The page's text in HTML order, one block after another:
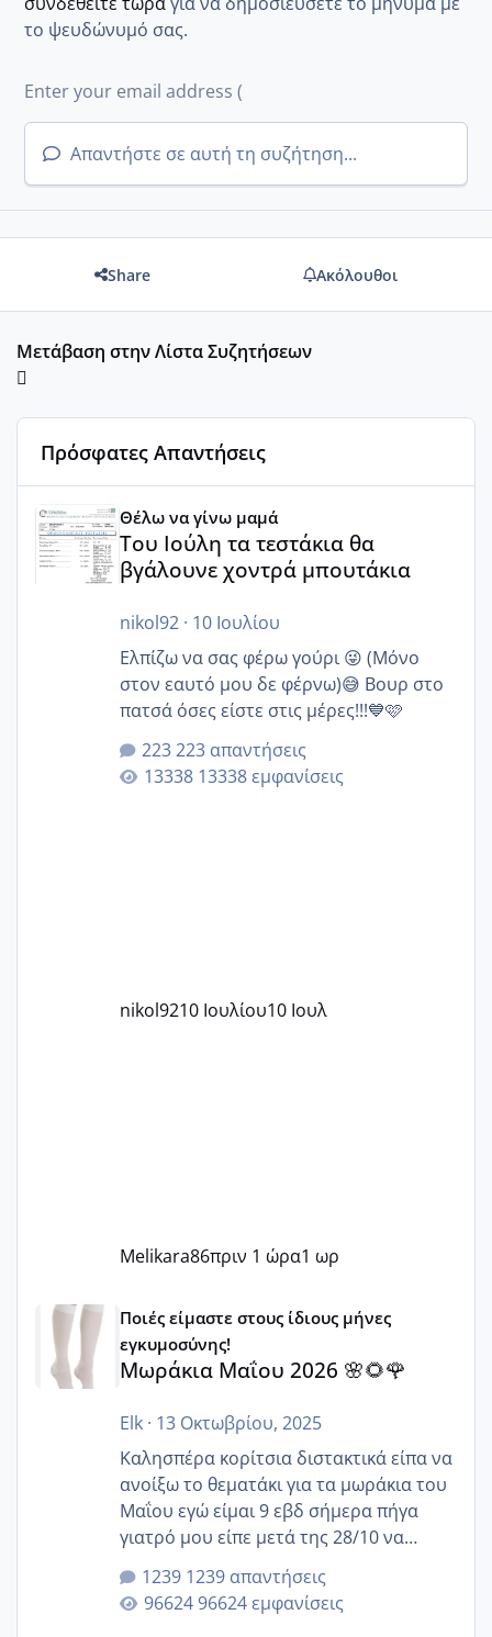
το ψευδώνυμό σας.
Απαντήστε σε αυτή τη συζήτηση...
Share Ακόλουθοι
Μετάβαση στην Λίστα Συζητήσεων
Πρόσφατες Απαντήσεις
Θέλω να γίνω μαμά
Του Ιούλη τα τεστάκια θα
βγάλουνε χοντρά μπουτάκια
nikol92· 10 Ιουλίου
Ελπίζω να σας φέρω γούρι 😜 (Μόνο
στον εαυτό μου δε φέρνω)😅 Βουρ στο
πατσά όσες είστε στις μέρες!!!💙🩷
223 απαντήσεις
13338 εμφανίσεις
nikol9210 Ιουλίου10 Ιουλ
Melikara86πριν 1 ώρα1 ωρ
Μωράκια Μαΐου 2026 🌸🌻🌹
Ποιές είμαστε στους ίδιους μήνες
εγκυμοσύνης!
Μωράκια Μαΐου 2026 🌸🌻🌹
Elk· 13 Οκτωβρίου, 2025
Καλησπέρα κορίτσια διστακτικά είπα να
ανοίξω το θεματάκι για τα μωράκια του
Μαΐου εγώ είμαι 9 εβδ σήμερα πήγα
γιατρό μου είπε μετά της 28/10 να
κλείσω ραντεβού για την αυχενική είναι
καμιά άλλη κοπέλα να γεννάει Μάιο ;;
1239 απαντήσεις
96624 εμφανίσεις